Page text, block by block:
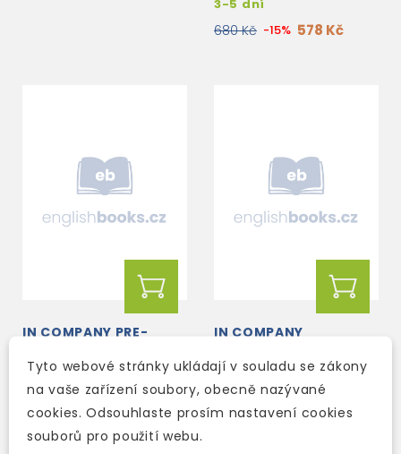
3-5 dní
680 Kč -15% 578 Kč
IN COMPANY PRE-
SECOND EDITION
PRACTICE ONLINE
3-5 dní
680 Kč -15% 578 Kč
IN COMPANY
EDITION PRACTICE
ONLINE
3-5 dní
680 Kč -15% 578 Kč
Tyto webové stránky ukládají v souladu se zákony
na vaše zařízení soubory, obecně nazývané
cookies. Odsouhlaste prosím nastavení cookies
souborů pro použití webu.